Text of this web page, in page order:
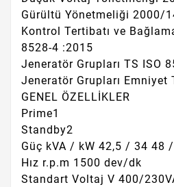
Gürültü Yönetmeliği 2000/
Kontrol Tertibatı ve
8528-4 :2015
Jeneratör Grupları TS ISO
Jeneratör Grupları Emniyet
GENEL ÖZELLİKLER
Prime1
Standby2
Güç kVA / kW 42,5 / 34 48
Hız r.p.m 1500 dev/dk
Standart Voltaj V 400/